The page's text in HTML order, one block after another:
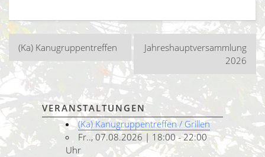
Beitragsnavigation
(Ka) Kanugruppentreffen
Jahreshauptversammlung
2026
VERANSTALTUNGEN
(Ka) Kanugruppentreffen / Grillen
Fr.., 07.08.2026 | 18:00 - 22:00
Uhr